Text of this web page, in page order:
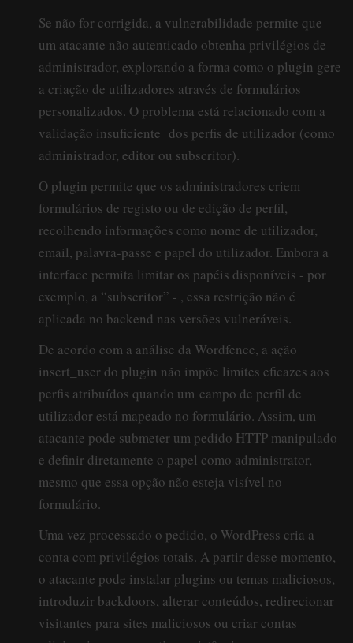
Se não for corrigida, a vulnerabilidade permite que
um atacante não autenticado obtenha privilégios de
administrador, explorando a forma como o plugin gere
a criação de utilizadores através de formulários
personalizados. O problema está relacionado com a
validação insuficiente dos perfis de utilizador (como
administrador, editor ou subscritor).
O plugin permite que os administradores criem
formulários de registo ou de edição de perfil,
recolhendo informações como nome de utilizador,
email, palavra-passe e papel do utilizador. Embora a
interface permita limitar os papéis disponíveis - por
exemplo, a “subscritor” - , essa restrição não é
aplicada no backend nas versões vulneráveis.
De acordo com a análise da Wordfence, a ação
insert_user do plugin não impõe limites eficazes aos
perfis atribuídos quando um campo de perfil de
utilizador está mapeado no formulário. Assim, um
atacante pode submeter um pedido HTTP manipulado
e definir diretamente o papel como administrator,
mesmo que essa opção não esteja visível no
formulário.
Uma vez processado o pedido, o WordPress cria a
conta com privilégios totais. A partir desse momento,
o atacante pode instalar plugins ou temas maliciosos,
introduzir backdoors, alterar conteúdos, redirecionar
visitantes para sites maliciosos ou criar contas